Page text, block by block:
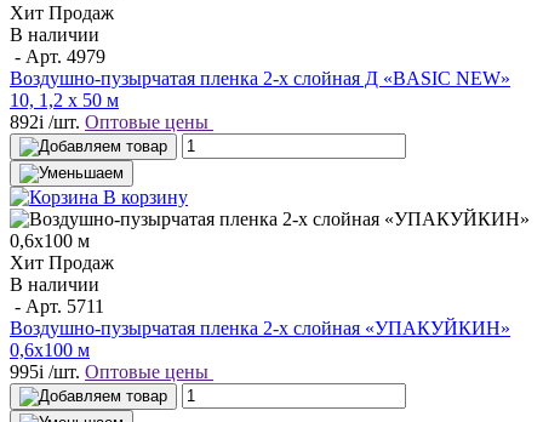
Хит Продаж
В наличии
- Арт. 4979
Воздушно-пузырчатая пленка 2-х слойная Д «BASIC NEW»
10, 1,2 х 50 м
892i /шт. Оптовые цены
В корзину
Хит Продаж
В наличии
- Арт. 5711
Воздушно-пузырчатая пленка 2-х слойная «УПАКУЙКИН»
0,6х100 м
995i /шт. Оптовые цены